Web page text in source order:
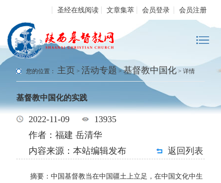
圣经在线阅读 文章集萃 会员登录 会员注册
您的位置： 主页 > 活动专题 >基督教中国化 > 详情
基督教中国化的实践
2022-11-09
13935
作者：福建 岳清华
内容来源：本站编辑发布
返回列表
摘要：中国基督教当在中国疆土上立足，在中国文化中生